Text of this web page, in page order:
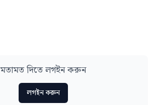
মতামত দিতে লগইন করুন
লগইন করুন